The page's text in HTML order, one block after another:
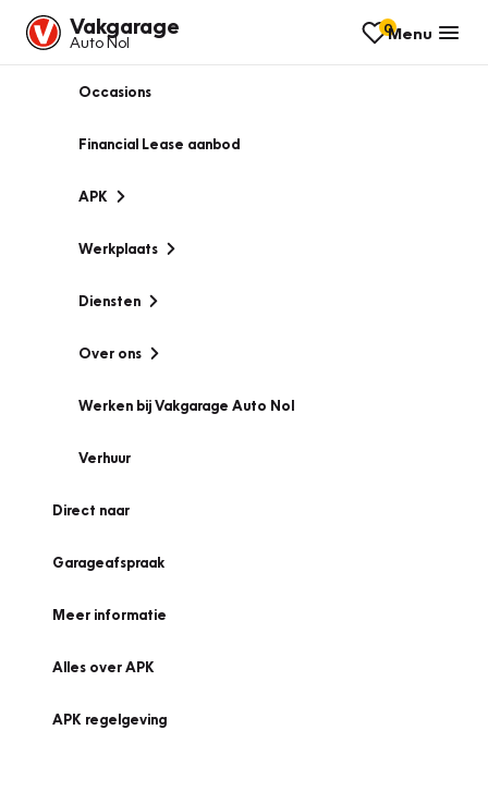
Vakgarage
Auto Nol
0Menu
Occasions
Financial Lease aanbod
APK
Werkplaats
Diensten
Over ons
Werken bij Vakgarage Auto Nol
Verhuur
Direct naar
Garageafspraak
Meer informatie
Alles over APK
APK regelgeving